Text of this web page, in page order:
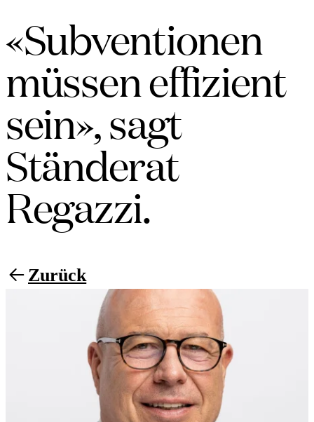
«Subventionen
müssen effizient
sein», sagt
Ständerat
Regazzi.
Zurück